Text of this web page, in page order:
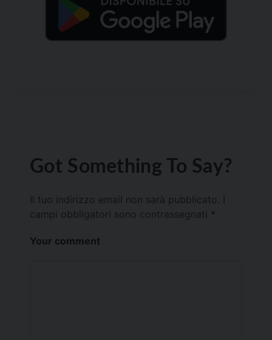
Got Something To Say?
Il tuo indirizzo email non sarà pubblicato.
campi obbligatori sono contrassegnati *
Your comment